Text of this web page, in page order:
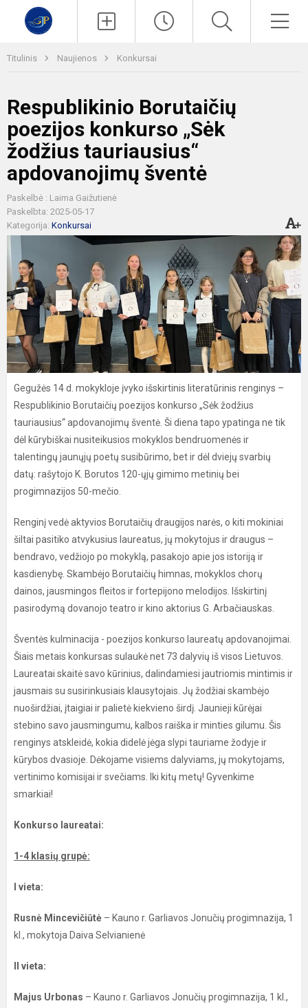
Titulinis Naujienos Konkursai
Respublikinio Borutaičių
poezijos konkurso „Sėk
žodžius tauriausius“
apdovanojimų šventė
Paskelbė : Laima Gaižutienė
Paskelbta: 2025-05-17
Kategorija: Konkursai
Gegužės 14 d. mokykloje įvyko išskirtinis literatūrinis renginys –
Respublikinio Borutaičių poezijos konkurso „Sėk žodžius
tauriausius“ apdovanojimų šventė. Ši diena tapo ypatinga ne tik
dėl kūrybiškai nusiteikusios mokyklos bendruomenės ir
talentingų jaunųjų poetų susibūrimo, bet ir dėl dviejų svarbių
datų: rašytojo K. Borutos 120-ųjų gimimo metinių bei
progimnazijos 50-mečio.
Renginį vedė aktyvios Borutaičių draugijos narės, o kiti mokiniai
šiltai pasitiko atvykusius laureatus, jų mokytojus ir draugus –
bendravo, vedžiojo po mokyklą, pasakojo apie jos istoriją ir
kasdienybę. Skambėjo Borutaičių himnas, mokyklos chorų
dainos, jausmingos fleitos ir fortepijono melodijos. Išskirtinį
pasirodymą dovanojo teatro ir kino aktorius G. Arbačiauskas.
Šventės kulminacija - poezijos konkurso laureatų apdovanojimai.
Šiais metais konkursas sulaukė net 73 dalyvių iš visos Lietuvos.
Laureatai skaitė savo kūrinius, dalindamiesi jautriomis mintimis ir
jausmais su susirinkusiais klausytojais. Jų žodžiai skambėjo
nuoširdžiai, įtaigiai ir palietė kiekvieno širdį. Jaunieji kūrėjai
stebino savo jausmingumu, kalbos raiška ir minties gilumu. Šis
renginys atskleidė, kokia didelė jėga slypi tauriame žodyje ir
kūrybos dvasioje. Dėkojame visiems dalyviams, jų mokytojams,
vertinimo komisijai ir svečiams. Iki kitų metų! Gyvenkime
smarkiai!
Konkurso laureatai:
1-4 klasių grupė:
I vieta:
Rusnė Mincevičiūtė – Kauno r. Garliavos Jonučių progimnazija, 1
kl., mokytoja Daiva Selvianienė
II vieta:
Majus Urbonas – Kauno r. Garliavos Jonučių progimnazija, 1 kl.,